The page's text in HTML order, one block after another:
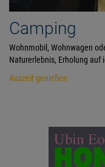
Camping
Wohnmobil, Wohnwagen
Naturerlebnis, Erholung auf
Auszeit genießen